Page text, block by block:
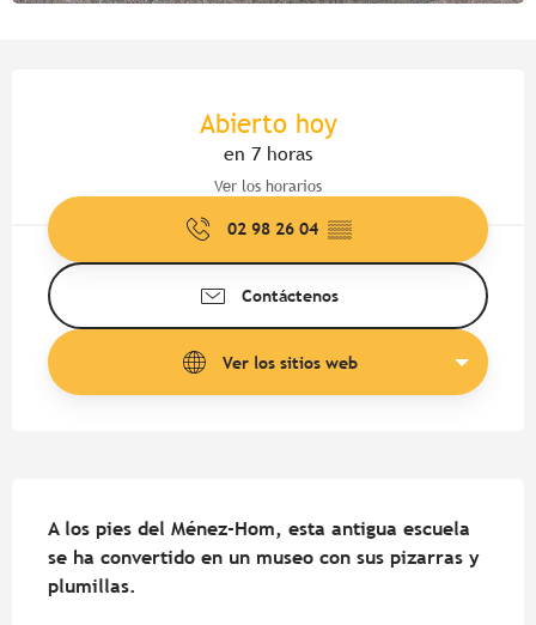
Abierto hoy
en 7 horas
Ver los horarios
02 98 26 04 ▒▒
Contáctenos
Ver los sitios web
A los pies del Ménez-Hom, esta antigua escuela
se ha convertido en un museo con sus pizarras y
plumillas.